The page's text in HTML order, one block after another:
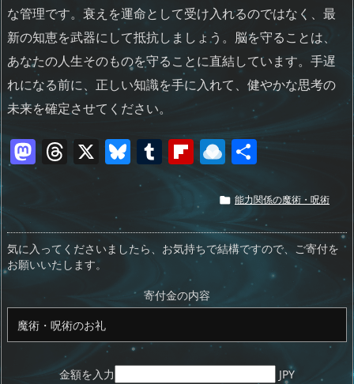
な管理です。衰えを運命として受け入れるのではなく、最
新の知恵を武器にして抵抗しましょう。脳を守ることは、
あなたの人生そのものを守ることに直結しています。手遅
れになる前に、正しい知識を手に入れて、健やかな思考の
未来を確定させてください。
M
a
st
o
d
o
n
T
a
d
s
X Bl
u
sk
y
T
u
bl
r
Fl
ip
b
o
ar
R
n
d
ro
io
共
有
 能力関係の魔術・呪術
気に入ってくださいましたら、お気持ちで結構ですので、ご寄付を
お願いいたします。
寄付金の内容
金額を入力 JPY